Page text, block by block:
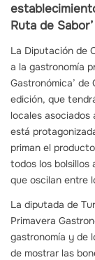
Ruta de Sabor’
La Diputación de
a la gastronomía
Gastronómica’
edición, que
locales
está
priman el
todos los bolsillos
que oscilan entre
La diputada de
Primavera
gastronomía y de
de mostrar las